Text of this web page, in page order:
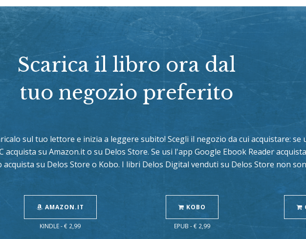
Scarica il libro ora dal
tuo negozio preferito
sul tuo lettore e inizia a leggere subito! Scegli il negozio da cui acquistare: se
su Amazon.it o su Delos Store. Se usi l'app Google Ebook Reader
su Delos Store o Kobo. I libri Delos Digital venduti su Delos Store non
AMAZON.IT
KINDLE - € 2,99
KOBO
EPUB - € 2,99